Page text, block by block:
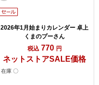
2026年1月始まりカレンダー 卓上
くまのプーさん
税込 770 円
ネットストアSALE価格
在庫 〇